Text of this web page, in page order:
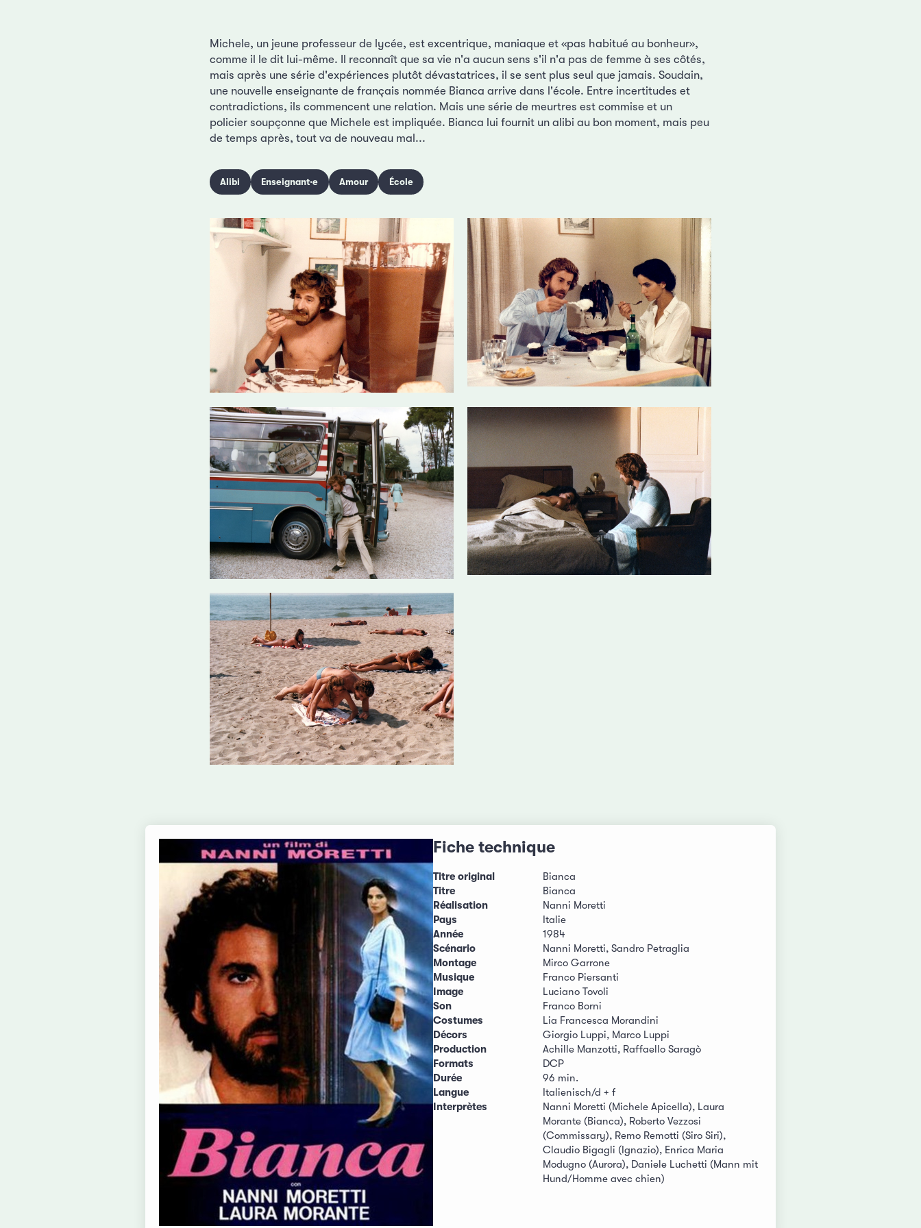
Michele, un jeune professeur de lycée, est excentrique, maniaque et «pas habitué au bonheur»,
comme il le dit lui-même. Il reconnaît que sa vie n'a aucun sens s'il n'a pas de femme à ses côtés,
mais après une série d'expériences plutôt dévastatrices, il se sent plus seul que jamais. Soudain,
une nouvelle enseignante de français nommée Bianca arrive dans l'école. Entre incertitudes et
contradictions, ils commencent une relation. Mais une série de meurtres est commise et un
policier soupçonne que Michele est impliquée. Bianca lui fournit un alibi au bon moment, mais peu
de temps après, tout va de nouveau mal...
Alibi Enseignant·e Amour École
Fiche technique
Titre original
Bianca
Titre
Bianca
Réalisation
Nanni Moretti
Pays
Italie
Année
1984
Scénario
Nanni Moretti, Sandro Petraglia
Montage
Mirco Garrone
Musique
Franco Piersanti
Image
Luciano Tovoli
Son
Franco Borni
Costumes
Lia Francesca Morandini
Décors
Giorgio Luppi, Marco Luppi
Production
Achille Manzotti, Raffaello Saragò
Formats
DCP
Durée
96 min.
Langue
Italienisch/d + f
Interprètes
Nanni Moretti (Michele Apicella), Laura
Morante (Bianca), Roberto Vezzosi
(Commissary), Remo Remotti (Siro Siri),
Claudio Bigagli (Ignazio), Enrica Maria
Modugno (Aurora), Daniele Luchetti (Mann mit
Hund/Homme avec chien)